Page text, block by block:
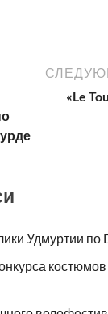
«Le
Удмуртии по